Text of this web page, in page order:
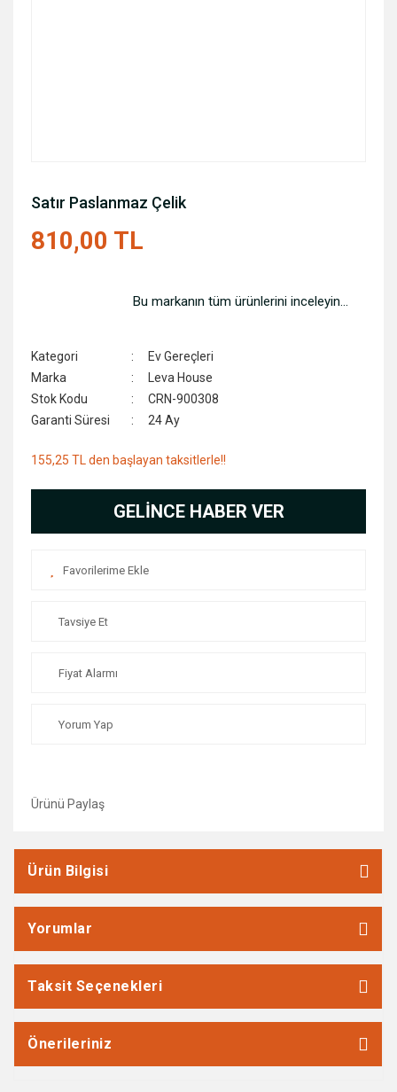
Satır Paslanmaz Çelik
810,00 TL
Bu markanın tüm ürünlerini inceleyin...
Kategori
Ev Gereçleri
Marka
Leva House
Stok Kodu
CRN-900308
Garanti Süresi
24 Ay
155,25 TL den başlayan taksitlerle!!
GELİNCE HABER VER
Tavsiye Et
Fiyat Alarmı
Yorum Yap
Ürünü Paylaş
Ürün Bilgisi
Yorumlar
Taksit Seçenekleri
Önerileriniz